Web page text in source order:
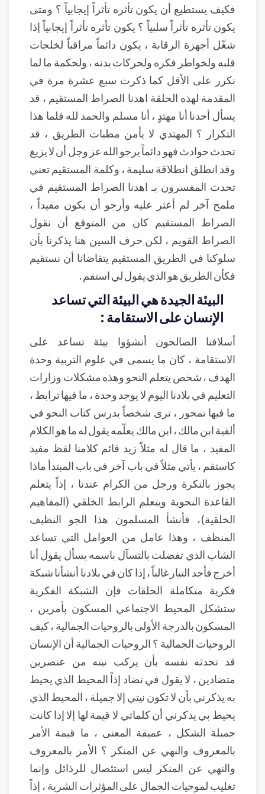
فكيف يستطيع أن يكون تأثره تأثراً إيجابياً ؟ ومتى
يكون تأثره تأثراً سلبياً ؟ يكون تأثره تأثراً إيجابياً إذا
شغّل أجهزة الرقابة ، يكون دائماً مراقباً لخلجات
قلبه ولخواطر فكره ولحركات بدنه ، ولحكمة ما لما
نكرر على الأقل كما ذكرت سبع عشرة مرة في
المقدمة لهذه الحلقة اهدنا الصراط المستقيم ، قد
يسأل أحدنا أنا مهتدٍ ، أنا مسلم والحمد لله فلما هذا
التكرار ؟ المهتدي لا يأمن مطبات الطريق ، قد
تحدث حوادث فهو دائماً يرجو الله عز وجل أن لا يزيغ
وقد انطلق انطلاقة سليمة ، وكلمة المستقيم تعني
تحدث المفسرون بـ اهدنا الصراط المستقيم في
ملمح آخر لم أعثر عليه وأرجو أن يكون مفيداً ،
الصراط المستقيم كان من المتوقع أن نقول
الصراط القويم ، لكن حرف السين هنا يذكرنا بأن
سلوكنا في الطريق المستقيم يتقاضانا أن نستقيم
فكأن الطريق هو الذي يقول لي استقم .
البيئة الجيدة هي البيئة التي تساعد
الإنسان على الاستقامة :
أسلافنا الصالحون أنشؤوا بيئة تساعد على
الاستقامة ، كان ما يسمى في علوم التربية وحدة
الهدف ، شخص يتعلم النحو وهذه مشكلات وزارات
التعليم في بلادنا اليوم لا يوجد وحدة ، ما فيها ترابط ،
ما فيها تمحور ، ترى شخصاً يدرس كتاب النحو في
ألفية ابن مالك ، ابن مالك يعلّمه يقول له ما هو الكلام
المفيد ، ما قال له مثلاً زيد قائم كلامنا لفظ مفيد
كاستقم ، يأتي مثلاً في باب آخر في باب المبتدأ ماذا
يجوز بالنكرة ورجل من الكرام عندنا ، إذاً يتعلم
القاعدة النحوية ويتعلم الرابط الخلقي (المفاهيم
الخلقية)، فأنشأ المسلمون هذا الجو النظيف
المنظف ، وهذا عامل من العوامل التي تساعد
الشاب الذي تفضلت بالتسآل باسمه يسأل يقول أنا
أخرج فأجد التيار غالباً ، إذا كان في بلادنا أنشأنا شبكة
فكرية متكاملة الحلقات فإن الشبكة الفكرية
ستشكل المحيط الاجتماعي المسكون بأمرين ،
المسكون بالدرجة الأولى بالروحيات الجمالية ، كيف
الروحيات الجمالية ؟ الروحيات الجمالية أن الإنسان
قد تحدثه نفسه بأن يركب نيته من عنصرين
متضادين ، لا يقول في تضاد إذاً المحيط الذي يحيط
به يذكرني بأن لا تكون نيتي إلا جميلة ، المحيط الذي
يحيط بي يذكرني أن كلماتي لا قيمة لها إلا إذا كانت
جميلة الشكل ، عميقة المعنى ، ما قيمة الأمر
بالمعروف والنهي عن المنكر ؟ الأمر بالمعروف
والنهي عن المنكر ليس استئصال للرذائل وإنما
تغليب لموحيات الجمال على المؤثرات الشرية ، إذاً